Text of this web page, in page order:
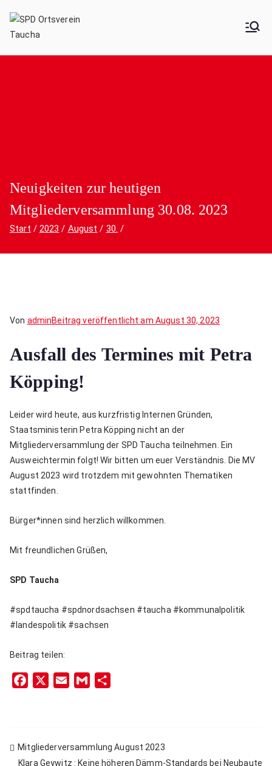
Inhalt
springen
Neuigkeiten zur heutigen
Mitgliederversammlung 30.08. 2023
Start 2023 August
30.
Von adminBeitrag veröffentlicht am August 30, 2023
Ausfall des Termines mit Petra
Köpping!
Leider wird heute, aus kurzfristig Internen Gründen,
Staatsministerin Petra Köpping nicht an der
Mitgliederversammlung der SPD Taucha teilnehmen. Ein
Ausweichtermin folgt! Wir bitten um euer Verständnis. Die MV
August 2023 wird trotzdem mit gewohnten Thematiken
stattfinden.
Bürger*innen sind herzlich willkommen.
Mit freundlichen Grüßen,
SPD Taucha
#spdtaucha #spdnordsachsen #taucha #kommunalpolitik
#landespolitik #sachsen
Beitrag teilen:
b
o
l
l
e
n
Mitgliederversammlung August 2023
Klara Geywitz : Keine höheren Dämm-Standards bei Neubaute